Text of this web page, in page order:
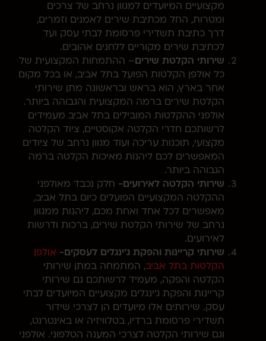
מקצועיים המיועדים למגוון נרחב של צרכים
ומטרות, החל מכתיבת שירים לאמנים וזמרים,
דרך כתיבת תשדירי פרסומת לבתי עסק ועד
לכתיבת שירים מקוריים ללחנים אהובים.
שירותי הקלטת שירים– ההתמחות המקצועית של
כל אולפן הקלטות הפועל בתל אביב, או בכל מקום
אחר בארץ, הוא בראש ובראשונה מתן שירותי
הקלטת שירים ברמה המקצועית והגבוהה ביותר.
אולפני ההקלטות המובילים בתל אביב מעמידים
לרשותכם חדרי הקלטה אקוסטיים, ציוד הקלטה
מקצועי, תוכנות עריכה ועוד מגוון נרחב של ציודים
המאפשרים לכם ליהנות מאיכות הקלטה ברמה
הגבוהה ביותר.
שירותי הקלטה לאירועים- חלק נכבד מאולפני
ההקלטה המקצועיים הפועלים כיום בתל אביב,
מאפשרים לכל אחד ואחת מכם, ליהנות ממגוון
נרחב של שירותי הקלטת שירים, ברכות ודרשות
לאירועים.
שירותי קריינות והפקת ג'ינגלים לעסקים- אולפן
הקלטות בתל אביב, המתמחה במתן שירותי
הקלטה והפקה, מעמיד לרשותכם גם שירותי
קריינות והפקת ג'ינגלים מקצועיים המיועדים לבתי
עסק. שירותים אלו מיועדים הן לצרכי שידור
תשדירי פרסומת ברדיו, בטלוויזיה או באינטרנט,
וגם שירותי הקלטה לצרכי המענה הטלפוני. אולפני